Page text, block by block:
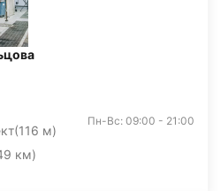
(116 м)
км)
Пн-Вс: 09:00 - 21:00